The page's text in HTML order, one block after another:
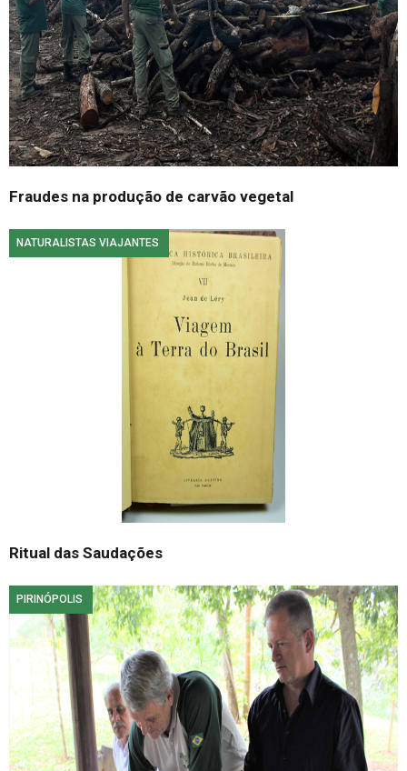
Fraudes na produção de carvão vegetal
NATURALISTAS VIAJANTES
Ritual das Saudações
PIRINÓPOLIS